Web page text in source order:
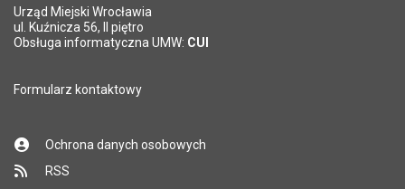
*
Pole wymagane
Urząd Miejski Wrocławia
ul. Kuźnicza 56, II piętro
Obsługa informatyczna UMW: CUI
Formularz kontaktowy
Ochrona danych osobowych
RSS